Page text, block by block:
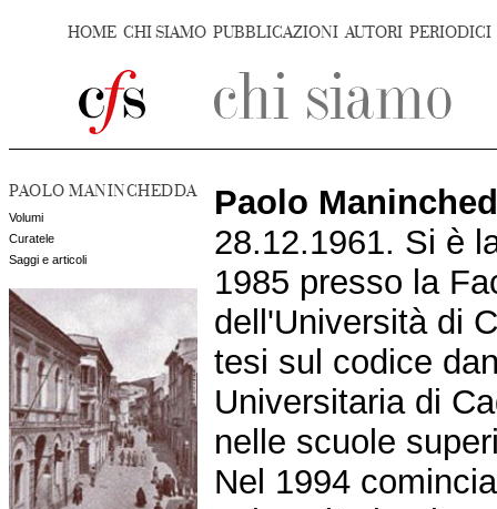
HOME CHI SIAMO PUBBLICAZIONI AUTORI PERIODICI
PAOLO MANINCHEDDA
Volumi
Curatele
Saggi e articoli
Paolo
28.12.1961. Si è
1985 presso la
dell'Università di
tesi sul codice
Universitaria di
nelle scuole
Nel 1994